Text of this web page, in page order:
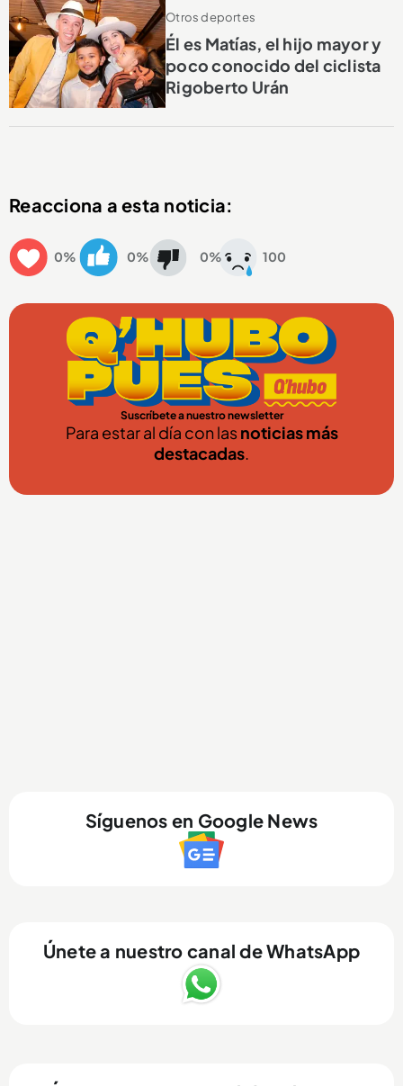
Otros deportes
Él es Matías, el hijo mayor y
poco conocido del ciclista
Rigoberto Urán
Reacciona a esta noticia:
0% 0% 0% 100
Suscríbete a nuestro newsletter
Para estar al día con lasnoticias más
destacadas.
Síguenos en Google News
Únete a nuestro canal de WhatsApp